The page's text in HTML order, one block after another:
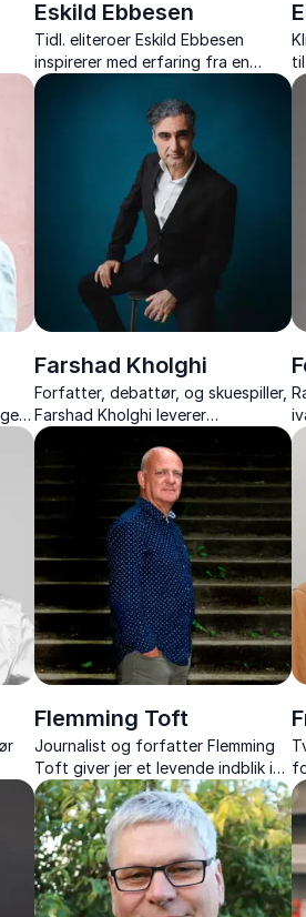
Eskild Ebbesen
Tidl. eliteroer Eskild Ebbesen
inspirerer med erfaring fra en
historisk OL-karriere og giver jer
konkrete værktøjer til motivation,
samarbejde og sundhed.
Farshad Kholghi
Forfatter, debattør, og skuespiller,
Farshad Kholghi leverer
tankevækkende og underholdende
foredrag om kulturmøder,
selvudvikling og integration.
Flemming Toft
Journalist og forfatter Flemming
Toft giver jer et levende indblik i
sport, journalistik og kultur.